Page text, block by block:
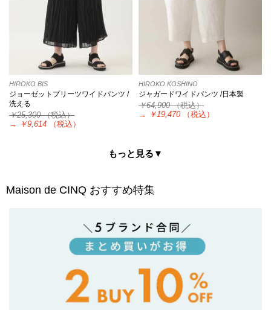
HIROKO BIS
ジョーゼットプリーツワイドパンツ /
洗える
￥25,300（税込）
→
￥9,614 （税込）
HIROKO KOSHINO
ジャガードワイドパンツ /日本製
￥64,900（税込）
→
￥19,470 （税込）
もっと見る▼
Maison de CINQ おすすめ特集